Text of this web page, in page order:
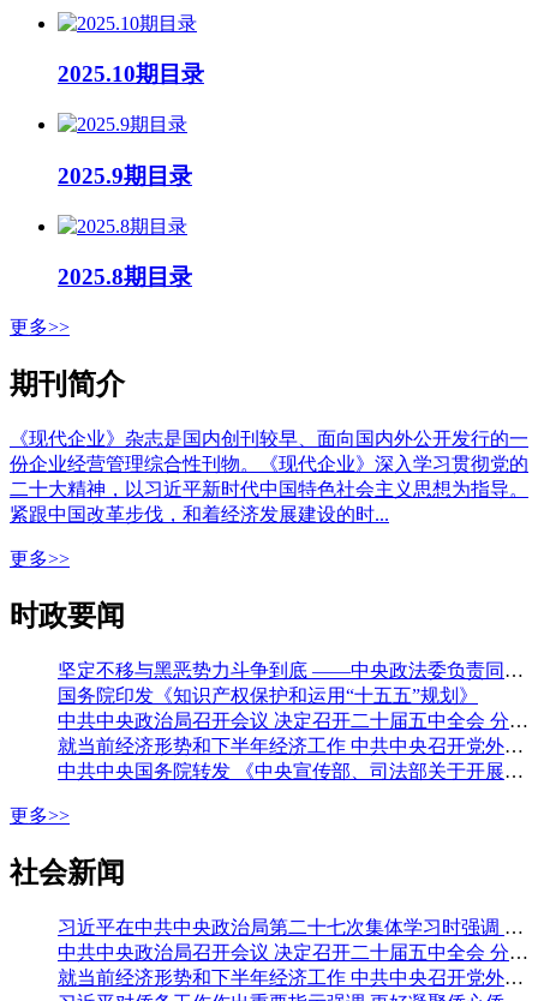
2025.10期目录
2025.9期目录
2025.8期目录
更多>>
期刊简介
《现代企业》杂志是国内创刊较早、面向国内外公开发行的一
份企业经营管理综合性刊物。《现代企业》深入学习贯彻党的
二十大精神，以习近平新时代中国特色社会主义思想为指导。
紧跟中国改革步伐，和着经济发展建设的时...
更多>>
时政要闻
坚定不移与黑恶势力斗争到底 ——中央政法委负责同志就开展深化扫黑除恶专项斗争有关问题答记者问
国务院印发《知识产权保护和运用“十五五”规划》
中共中央政治局召开会议 决定召开二十届五中全会 分析研究当前经济形势和经济工作 中共中央总书记习近平主持会议
就当前经济形势和下半年经济工作 中共中央召开党外人士座谈会 习近平主持并发表重要讲话 李强通报有关情况 王沪宁蔡奇丁薛祥出席
中共中央国务院转发 《中央宣传部、司法部关于开展法治宣传教育的第九个五年规划（二〇二六—二〇三〇年）》
更多>>
社会新闻
习近平在中共中央政治局第二十七次集体学习时强调 强化政治引领 深化创新发展 高质量推进国防和军队现代化
中共中央政治局召开会议 决定召开二十届五中全会 分析研究当前经济形势和经济工作 中共中央总书记习近平主持会议
就当前经济形势和下半年经济工作 中共中央召开党外人士座谈会 习近平主持并发表重要讲话 李强通报有关情况 王沪宁蔡奇丁薛祥出席